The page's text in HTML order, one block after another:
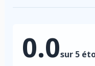
0.0sur 5